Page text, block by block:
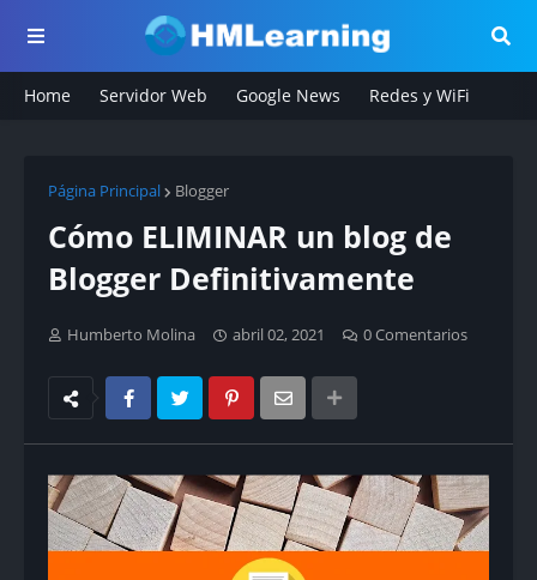
Home Servidor Web Google News Redes y WiFi
Página Principal Blogger
Cómo ELIMINAR un blog de
Blogger Definitivamente
Humberto Molina abril 02, 2021 0 Comentarios